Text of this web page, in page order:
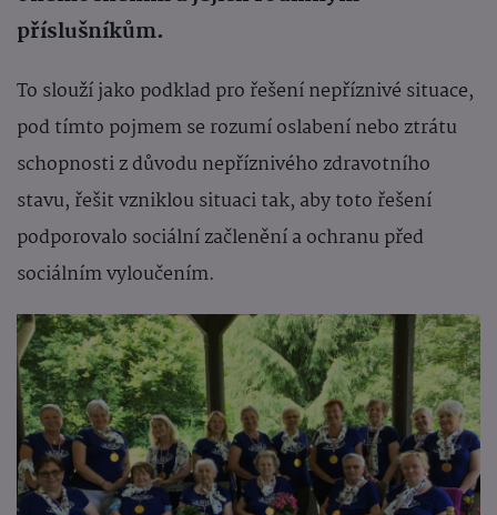
příslušníkům.
To slouží jako podklad pro řešení nepříznivé situace,
pod tímto pojmem se rozumí oslabení nebo ztrátu
schopnosti z důvodu nepříznivého zdravotního
stavu, řešit vzniklou situaci tak, aby toto řešení
podporovalo sociální začlenění a ochranu před
sociálním vyloučením.